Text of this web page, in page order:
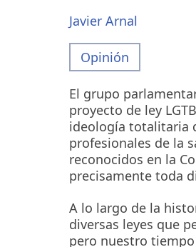
Javier Arnal
Opinión
El grupo
proyecto de ley
ideología totalitaria
profesionales de la
reconocidos en la
precisamente toda
A lo largo de la
diversas leyes que
pero nuestro